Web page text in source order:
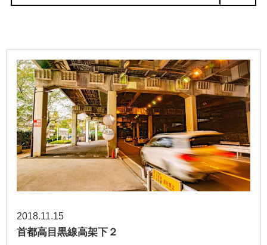
首都高目黒線高架下２
2018.11.15